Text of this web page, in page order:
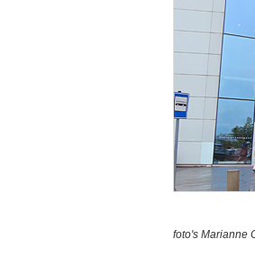
foto's Marianne